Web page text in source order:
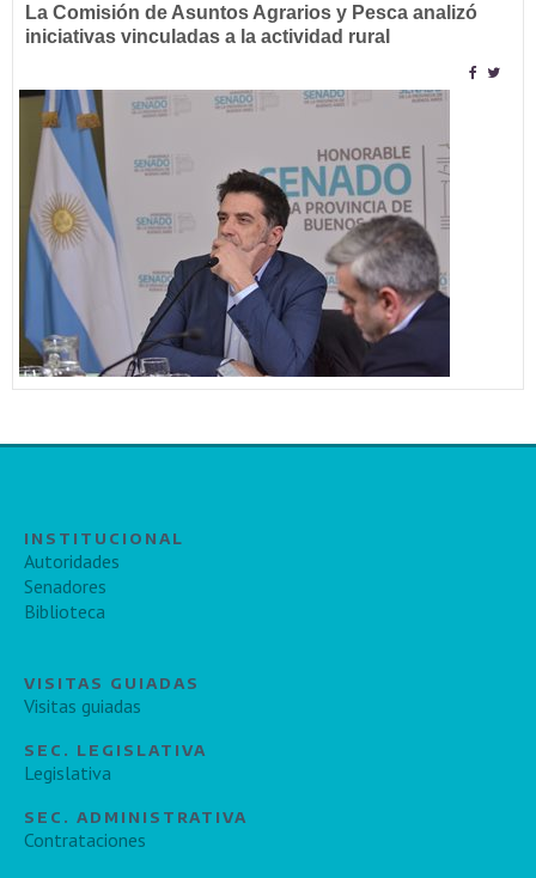
La Comisión de Asuntos Agrarios y Pesca analizó
iniciativas vinculadas a la actividad rural
INSTITUCIONAL
Autoridades
Senadores
Biblioteca
VISITAS GUIADAS
Visitas guiadas
SEC. LEGISLATIVA
Legislativa
SEC. ADMINISTRATIVA
Contrataciones